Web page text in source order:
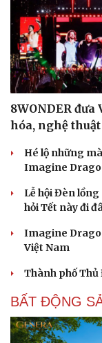
Cải chính
8WONDER
hóa, nghệ
Hé lộ những
Imagine
Lễ hội Đèn lồng
hỏi Tết này đi
Imagine
Việt Nam
Thành phố Thủ
BẤT ĐỘNG